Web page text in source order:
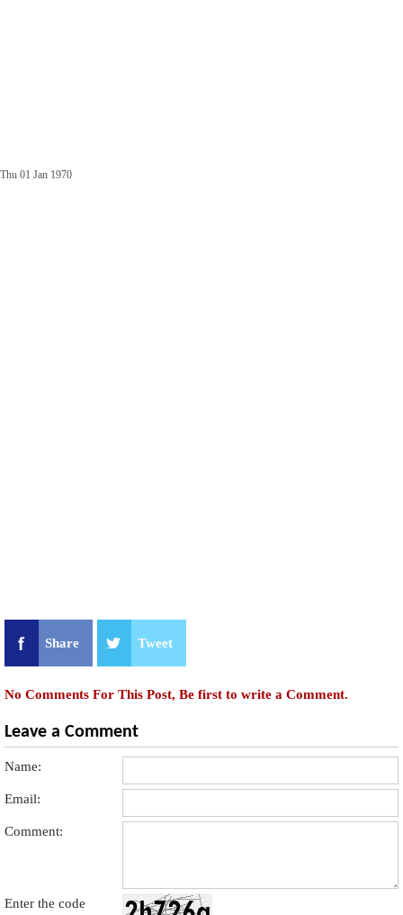
Thu 01 Jan 1970
Share Tweet
No Comments For This Post, Be first to write a Comment.
Leave a Comment
Name:
Email:
Comment:
Enter the code